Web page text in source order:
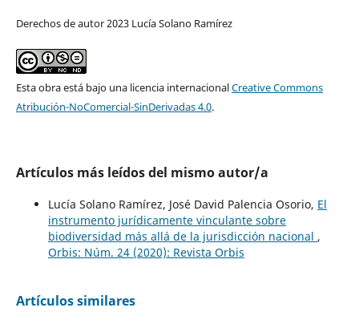
Derechos de autor 2023 Lucía Solano Ramírez
Esta obra está bajo una licencia internacionalCreative Commons
Atribución-NoComercial-SinDerivadas 4.0.
Artículos más leídos del mismo autor/a
Lucía Solano Ramírez, José David Palencia Osorio, El
instrumento jurídicamente vinculante sobre
biodiversidad más allá de la jurisdicción nacional ,
Orbis: Núm. 24 (2020): Revista Orbis
Artículos similares